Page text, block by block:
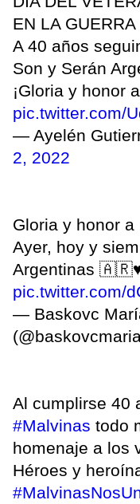
EN LA
A 40 años
Son y Serán
¡Gloria y honor
pic.twitter.com/
— Ayelén
2, 2022
Gloria y honor
Ayer, hoy y
Argentinas
pic.twitter.com/
— Baskovc
Al cumplirse 40
#Malvinas todo
homenaje a los
Héroes y